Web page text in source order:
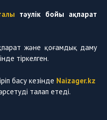
тәулік бойы ақпарат
және қоғамдық даму
тіркелген.
басу кезінде Naizager.kz
талап етеді.